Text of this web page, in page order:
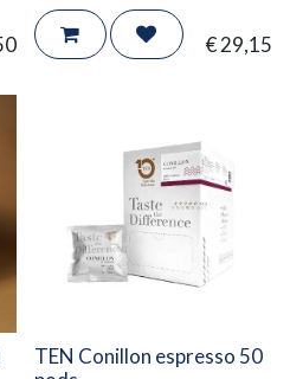
€29,15
TEN Conillon espresso 50